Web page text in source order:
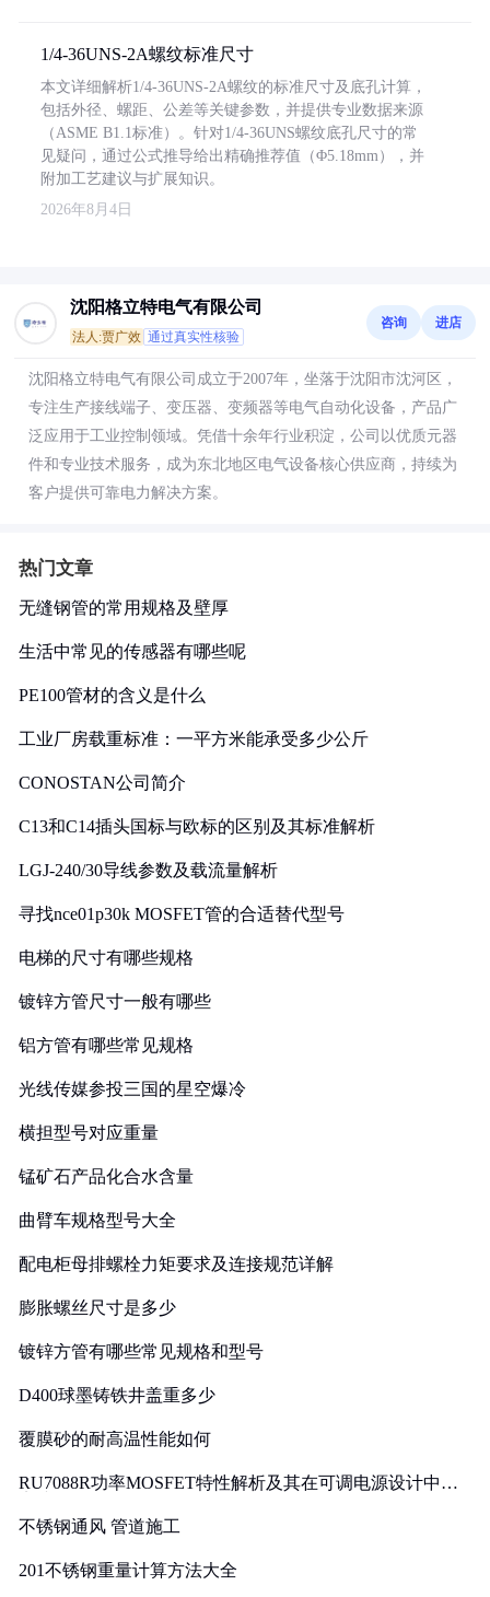
1/4-36UNS-2A螺纹标准尺寸
本文详细解析1/4-36UNS-2A螺纹的标准尺寸及底孔计算，
包括外径、螺距、公差等关键参数，并提供专业数据来源
（ASME B1.1标准）。针对1/4-36UNS螺纹底孔尺寸的常
见疑问，通过公式推导给出精确推荐值（Φ5.18mm），并
附加工艺建议与扩展知识。
2026年8月4日
沈阳格立特电气有限公司
法人:贾广效 通过真实性核验
咨询 进店
沈阳格立特电气有限公司成立于2007年，坐落于沈阳市沈河区，
专注生产接线端子、变压器、变频器等电气自动化设备，产品广
泛应用于工业控制领域。凭借十余年行业积淀，公司以优质元器
件和专业技术服务，成为东北地区电气设备核心供应商，持续为
客户提供可靠电力解决方案。
热门文章
无缝钢管的常用规格及壁厚
生活中常见的传感器有哪些呢
PE100管材的含义是什么
工业厂房载重标准：一平方米能承受多少公斤
CONOSTAN公司简介
C13和C14插头国标与欧标的区别及其标准解析
LGJ-240/30导线参数及载流量解析
寻找nce01p30k MOSFET管的合适替代型号
电梯的尺寸有哪些规格
镀锌方管尺寸一般有哪些
铝方管有哪些常见规格
光线传媒参投三国的星空爆冷
横担型号对应重量
锰矿石产品化合水含量
曲臂车规格型号大全
配电柜母排螺栓力矩要求及连接规范详解
膨胀螺丝尺寸是多少
镀锌方管有哪些常见规格和型号
D400球墨铸铁井盖重多少
覆膜砂的耐高温性能如何
RU7088R功率MOSFET特性解析及其在可调电源设计中的
不锈钢通风 管道施工
201不锈钢重量计算方法大全